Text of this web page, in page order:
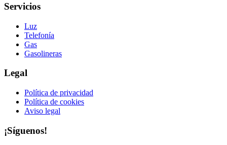
Servicios
Luz
Telefonía
Gas
Gasolineras
Legal
Política de privacidad
Política de cookies
Aviso legal
¡Síguenos!